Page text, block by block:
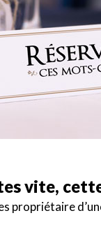
vite,
propriétaire